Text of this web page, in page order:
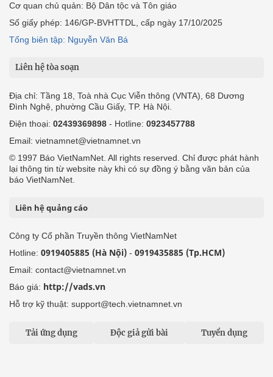
Cơ quan chủ quản: Bộ Dân tộc và Tôn giáo
Số giấy phép: 146/GP-BVHTTDL, cấp ngày 17/10/2025
Tổng biên tập: Nguyễn Văn Bá
Liên hệ tòa soạn
Địa chỉ: Tầng 18, Toà nhà Cục Viễn thông (VNTA), 68 Dương
Đình Nghệ, phường Cầu Giấy, TP. Hà Nội.
Điện thoại: 02439369898 - Hotline: 0923457788
Email: vietnamnet@vietnamnet.vn
© 1997 Báo VietNamNet. All rights reserved. Chỉ được phát hành
lại thông tin từ website này khi có sự đồng ý bằng văn bản của
báo VietNamNet.
Liên hệ quảng cáo
Công ty Cổ phần Truyền thông VietNamNet
Hotline: 0919405885 (Hà Nội) - 0919435885 (Tp.HCM)
Email: contact@vietnamnet.vn
Báo giá: http://vads.vn
Hỗ trợ kỹ thuật: support@tech.vietnamnet.vn
Tải ứng dụng Độc giả gửi bài Tuyển dụng